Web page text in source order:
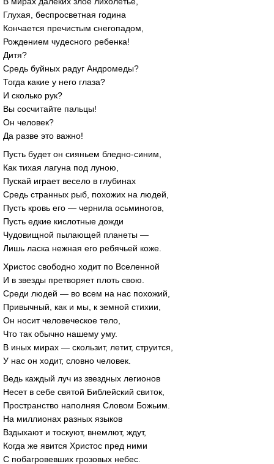
Глухая, беспросветная година
Кончается пречистым снегопадом,
Рождением чудесного ребенка!
Дитя?
Средь буйных радуг Андромеды?
Тогда какие у него глаза?
И сколько рук?
Вы сосчитайте пальцы!
Он человек?
Да разве это важно!
Пусть будет он сияньем бледно-синим,
Как тихая лагуна под луною,
Пускай играет весело в глубинах
Средь странных рыб, похожих на людей,
Пусть кровь его — чернила осьминогов,
Пусть едкие кислотные дожди
Чудовищной пылающей планеты —
Лишь ласка нежная его ребячьей коже.
Христос свободно ходит по Вселенной
И в звезды претворяет плоть свою.
Среди людей — во всем на нас похожий,
Привычный, как и мы, к земной стихии,
Он носит человеческое тело,
Что так обычно нашему уму.
В иных мирах — скользит, летит, струится,
У нас он ходит, словно человек.
Ведь каждый луч из звездных легионов
Несет в себе святой Библейский свиток,
Пространство наполняя Словом Божьим.
На миллионах разных языков
Вздыхают и тоскуют, внемлют, ждут,
Когда же явится Христос пред ними
С побагровевших грозовых небес.